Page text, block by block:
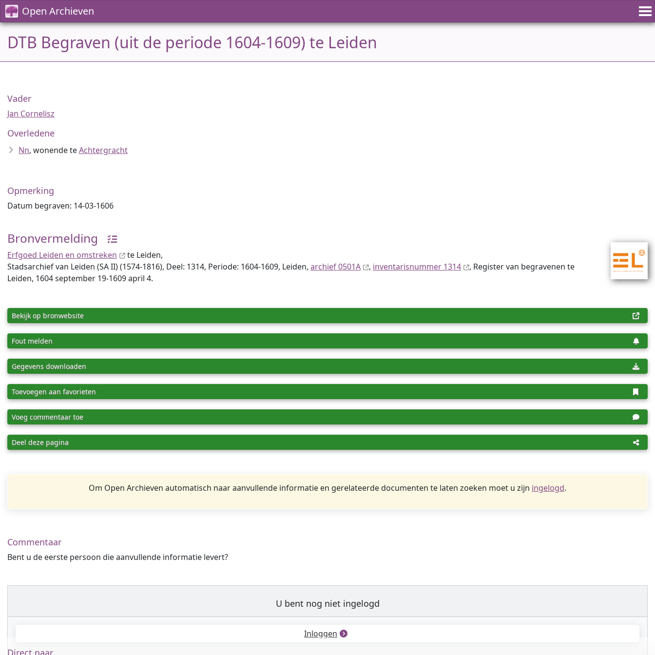
Open Archieven
DTB Begraven (uit de periode 1604-1609) te Leiden
Vader
Jan Cornelisz
Overledene
Nn, wonende teAchtergracht
Opmerking
Datum begraven: 14-03-1606
Bronvermelding
Erfgoed Leiden en omstreken
te Leiden,
Stadsarchief van Leiden (SA II) (1574-1816), Deel: 1314, Periode: 1604-1609, Leiden, archief 0501A , inventaris­num­mer 1314
, Register van begravenen te
Leiden, 1604 september 19-1609 april 4.
Bekijk op bronwebsite
Fout melden
Gegevens downloaden
Toevoegen aan favorieten
Voeg commentaar toe
Deel deze pagina
Om Open Archieven automatisch naar aanvullende informatie en gerelateerde documenten te laten zoeken moet u zijn ingelogd.
Commentaar
Bent u de eerste persoon die aanvullende informatie levert?
U bent nog niet ingelogd
Inloggen
Direct naar...